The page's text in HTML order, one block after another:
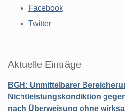
Facebook
Twitter
Aktuelle Einträge
BGH: Unmittelbarer
Nichtleistungskondiktion
nach Überweisung ohne